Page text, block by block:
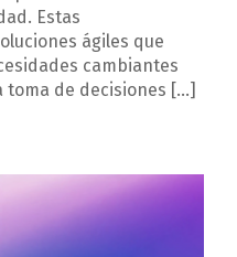
Estas
ágiles que
cambiantes
toma de decisiones […]